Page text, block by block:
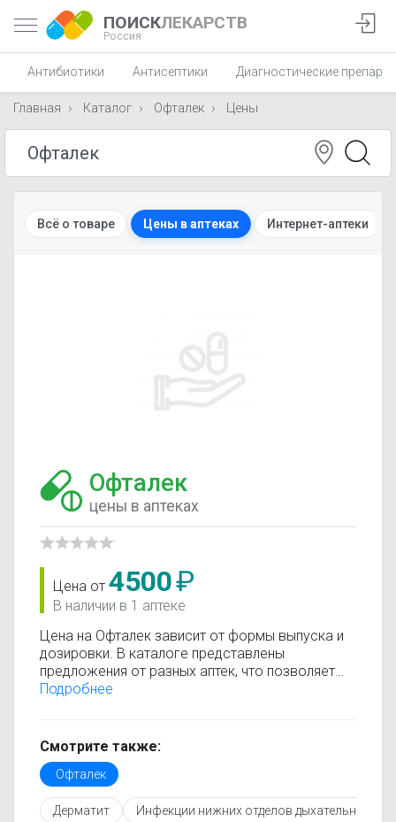
ПОИСКЛЕКАРСТВ
Россия
Антибиотики Антисептики Диагностические
Главная Каталог Офталек Цены
Всё о товаре Цены в аптеках Интернет-аптеки
Офталек
цены в аптеках
Цена от 4500₽
В наличии в 1 аптеке
Цена на Офталек зависит от формы выпуска и
дозировки. В каталоге представлены
предложения от разных аптек, что позволяет
быстро найти, где купить Офталек по
только актуальные данные.
Перед покупкой рекомендуется ознакомиться с
инструкцией по применению, показаниями и
противопоказаниями. При необходимости вы
можете подобрать аналоги Офталек с похожим
Подробнее
Смотрите также:
Офталек
Дерматит Инфекции нижних отделов дыхательных